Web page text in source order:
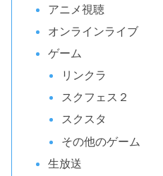
アニメ視聴
オンラインライブ
ゲーム
リンクラ
スクフェス２
スクスタ
その他のゲーム
生放送